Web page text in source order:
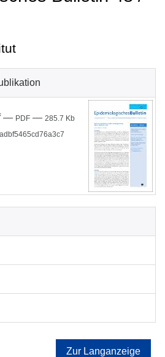
— PDF — 285.7 Kb
Zur Langanzeige